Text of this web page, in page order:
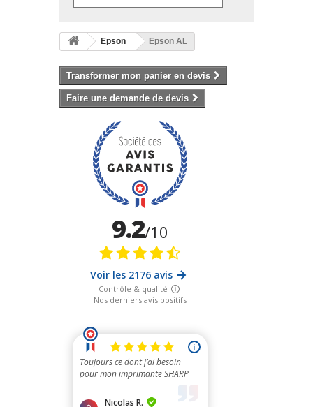
Epson Epson AL
Transformer mon panier en devis
Faire une demande de devis